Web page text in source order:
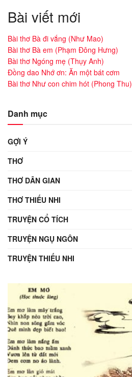
Bài viết mới
Bài thơ Bà đi vắng (Như Mao)
Bài thơ Bà em (Phạm Đông Hưng)
Bài thơ Ngóng mẹ (Thụy Anh)
Đồng dao Nhớ ơn: Ăn một bát cơm
Bài thơ Như con chim hót (Phong Thu)
Danh mục
GỢI Ý
THƠ
THƠ DÂN GIAN
THƠ THIẾU NHI
TRUYỆN CỔ TÍCH
TRUYỆN NGỤ NGÔN
TRUYỆN THIẾU NHI